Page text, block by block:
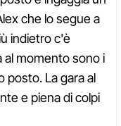
che lo segue a
indietro c'è
al momento sono i
posto. La gara al
e piena di colpi